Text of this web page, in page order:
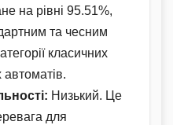
на рівні 95.51%,
та чесним
класичних
Низький. Це
для